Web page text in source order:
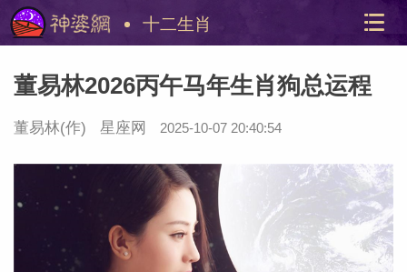
美国神
十二生肖
站内导
董易林2026丙午马年生肖狗总运程
董易林(作) 星座网 2025-10-07 20:40:54